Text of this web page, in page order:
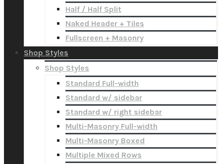
Half / Half Split
Naked Header + Tiles
Fullscreen + Masonry
Shop Styles
Shop Styles
Standard Full-width
Standard w/ sidebar
Standard w/ right sidebar
Multi-Masonry Full-width
Multi-Masonry Boxed
Multiple Mixed Rows